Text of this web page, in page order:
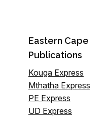
Eastern Cape
Publications
Kouga Express
Mthatha Express
PE Express
UD Express